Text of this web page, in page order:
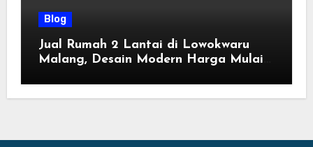
Blog
Jual Rumah 2 Lantai di Lowokwaru
Malang, Desain Modern Harga Mulai